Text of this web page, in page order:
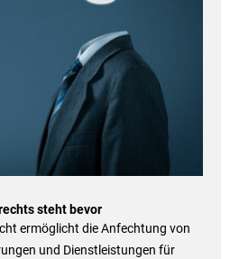
steht bevor
ermöglicht die Anfechtung von
und Dienstleistungen für